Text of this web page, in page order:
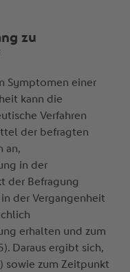
zu
Symptomen einer
kann die
Verfahren
der befragten
an,
in der
der Befragung
der Vergangenheit
erhalten und zum
Daraus ergibt sich,
sowie zum Zeitpunkt